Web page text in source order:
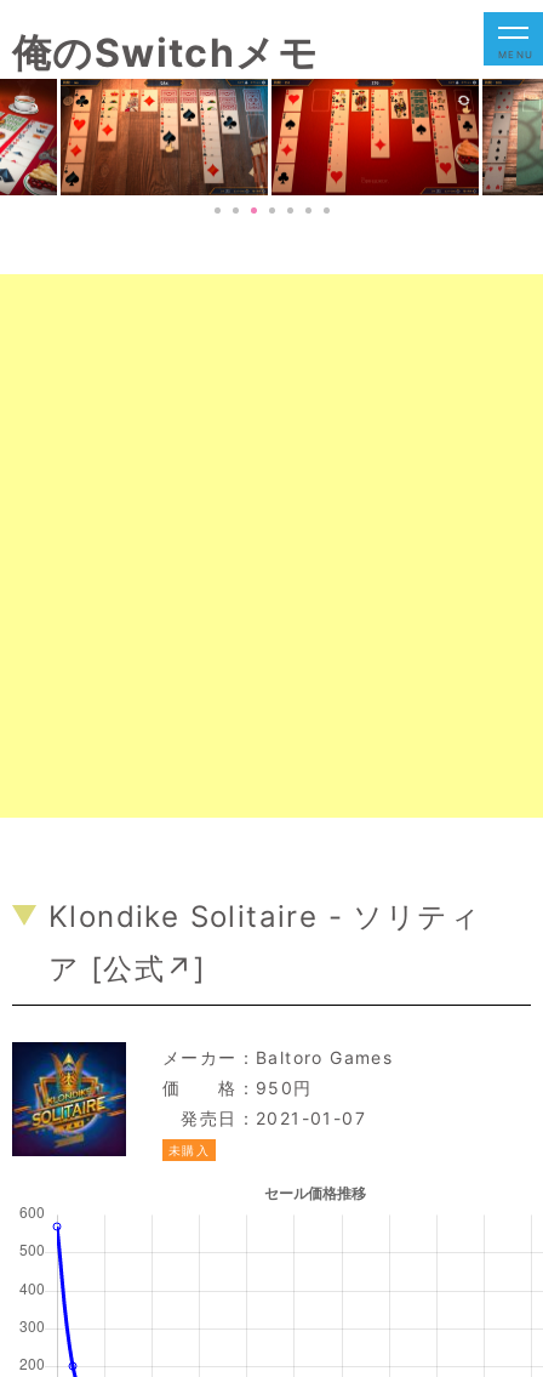
俺のSwitchメモ MENU
Klondike Solitaire - ソリティ
ア [公式↗]
メーカー： Baltoro Games
価 格：950円
発売日：2021-01-07
未購入